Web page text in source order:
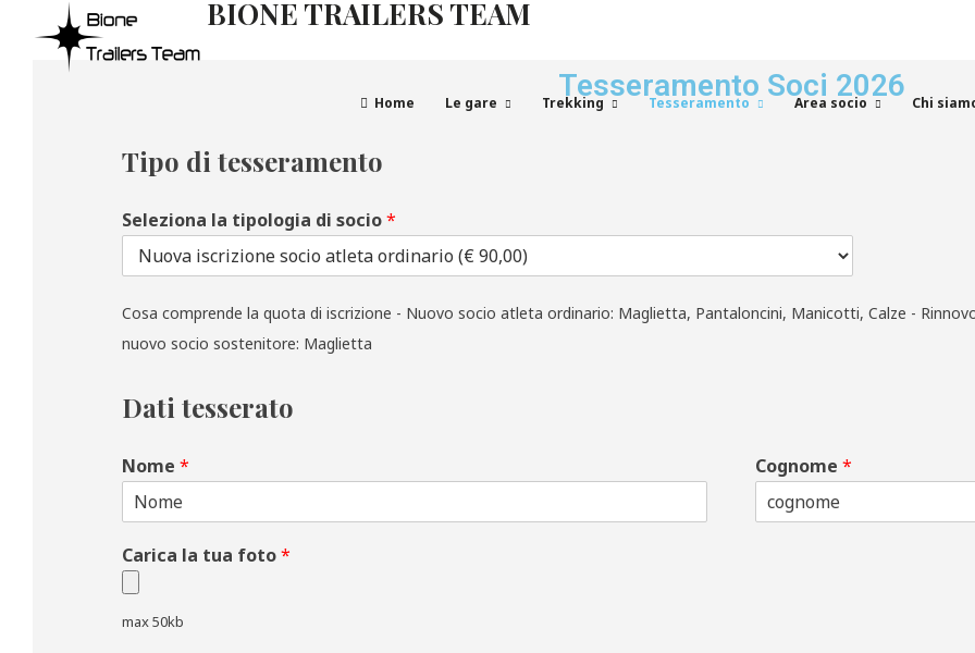
BIONE TRAILERS TEAM
Home Le gare Trekking Tesseramento Area socio Chi
Tesseramento Soci 2026
Tipo di tesseramento
Seleziona la tipologia di socio*
Cosa comprende la quota di iscrizione - Nuovo socio atleta ordinario: Maglietta, Pantaloncini, Manicotti, Calze -
nuovo socio sostenitore: Maglietta
Dati tesserato
Nome * Cognome*
Carica la tua foto*
max 50kb